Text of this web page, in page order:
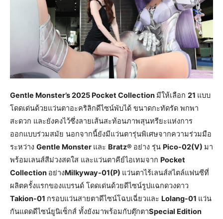
Gentle Monster’s 2025 Pocket Collection มีให้เลือก 21 แบบ
โดดเด่นด้วยแว่นตาอะคริลิกดีไซน์พับได้ ขนาดกะทัดรัด พกพา
สะดวก และยังคงไว้ซึ่งลายเส้นสะท้อนภาพสุนทรียะแห่งการ
ออกแบบร่วมสมัย นอกจากนี้ยังมีแว่นตารุ่นพิเศษจากความร่วมมือ
ระหว่าง Gentle Monster และ Bratz® อย่าง รุ่น Pico-02(V) มา
พร้อมเลนส์สีม่วงสดใส และแว่นตาคีย์ไอเทมจาก Pocket
Collection อย่างMilkyway-01(P) แว่นตาไร้เลนส์สไตล์แฟนซีที่
ผลิตครั้งแรกของแบรนด์ โดดเด่นด้วยดีไซน์รูปแฉกดวงดาว
Takion-01 กรอบแว่นสายตาดีไซน์โฉบเฉี่ยวและ Lolang-01 แว่น
กันแดดดีไซน์ยูนิเซ็กส์ ทั้งยังมาพร้อมกับตุ๊กตาSpecial Edition